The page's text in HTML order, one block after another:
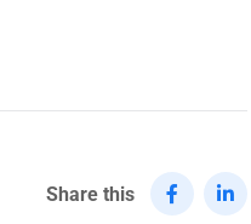
Share this